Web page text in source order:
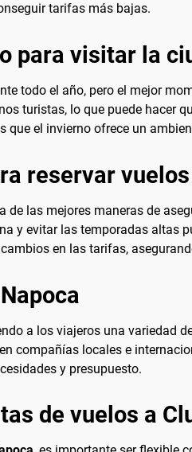
tarifas más bajas.
para visitar la
todo el año, pero el mejor
turistas, lo que puede hacer
el invierno ofrece un
reservar
de las mejores maneras de
y evitar las temporadas altas
en las tarifas,
a los viajeros una variedad
compañías locales e
y presupuesto.
de vuelos a